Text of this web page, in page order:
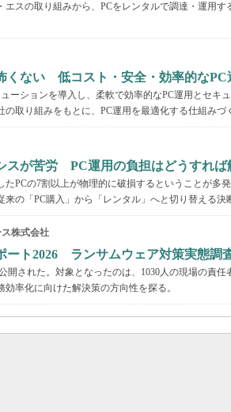
スの取り組みから、PCをレンタルで調達・運用す
くない 低コスト・安全・効率的なPC
ーションを導入し、柔軟で効率的なPC運用とセキ
取り組みをもとに、PC運用を最適化する仕組みづ
スが苦労 PC運用の負担はどうすれば
PCの7割以上が物理的に破損するということが多
の「PC購入」から「レンタル」へと切り替える決
株式会社
ート2026 ランサムウェア対策実態調
開された。対象となったのは、1030人の現場の責任
率化に向けた解決策の方向性を探る。